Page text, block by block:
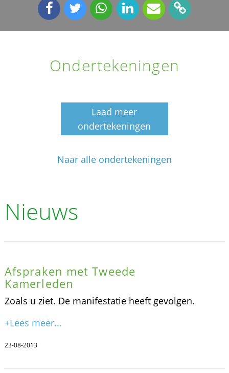
Ondertekeningen
Laad meer
ondertekeningen
Naar alle ondertekeningen
Nieuws
Afspraken met Tweede
Kamerleden
Zoals u ziet. De manifestatie heeft gevolgen.
+Lees meer...
23-08-2013